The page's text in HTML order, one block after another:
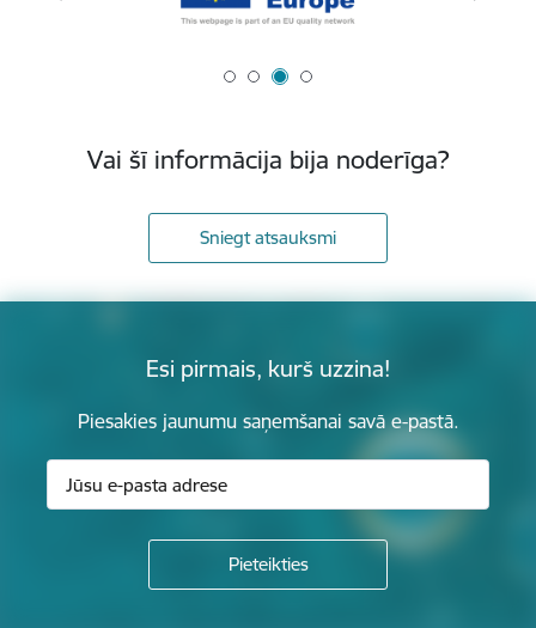
Vai šī informācija bija noderīga?
Sniegt atsauksmi
Esi pirmais, kurš uzzina!
Piesakies jaunumu saņemšanai savā e-pastā.